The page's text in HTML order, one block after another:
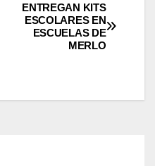
ENTREGAN KITS
ESCOLARES EN
ESCUELAS DE
MERLO